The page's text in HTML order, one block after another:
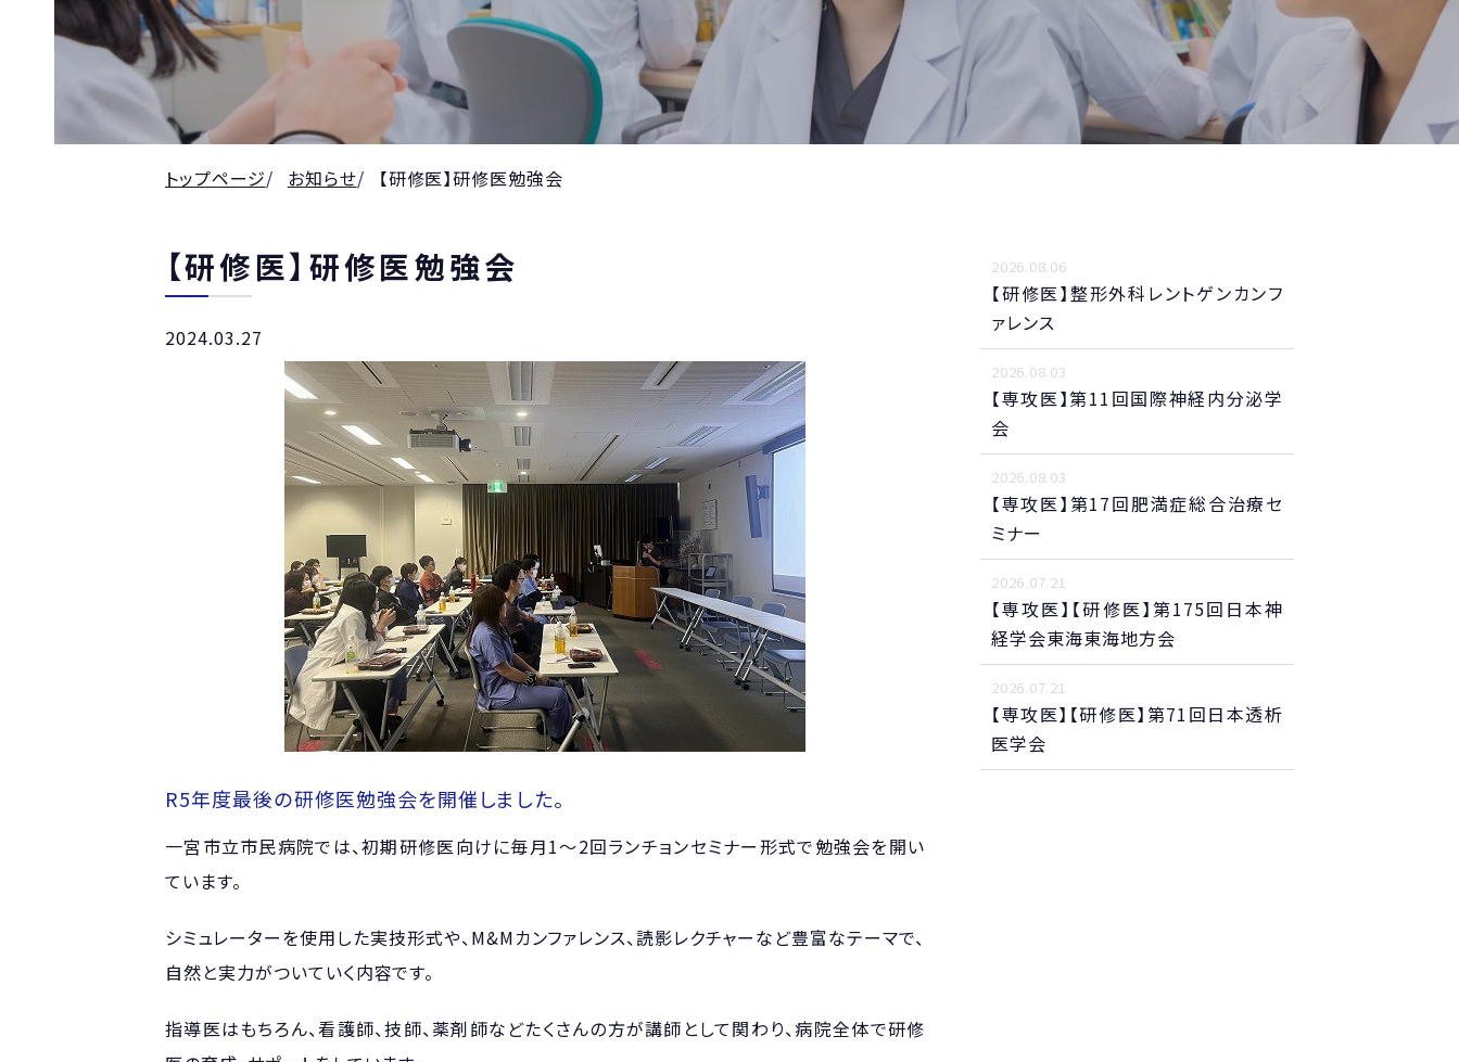
トップページ お知らせ 【研修医】研修医勉強会
【研修医】研修医勉強会
2024.03.27
R5年度最後の研修医勉強会を開催しました。
一宮市立市民病院では、初期研修医向けに毎月1〜2回ランチョンセミナー形式で勉強会を開い
ています。
シミュレーターを使用した実技形式や、M&Mカンファレンス、読影レクチャーなど豊富なテーマで、
自然と実力がついていく内容です。
指導医はもちろん、看護師、技師、薬剤師などたくさんの方が講師として関わり、病院全体で研修
2026.08.06
【研修医】整形外科レントゲンカンフ
ァレンス
2026.08.03
【専攻医】第11回国際神経内分泌学
会
2026.08.03
【専攻医】第17回肥満症総合治療セ
ミナー
2026.07.21
【専攻医】【研修医】第175回日本神
経学会東海東海地方会
2026.07.21
【専攻医】【研修医】第71回日本透析
医学会